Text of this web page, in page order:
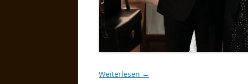
Weiterlesen →